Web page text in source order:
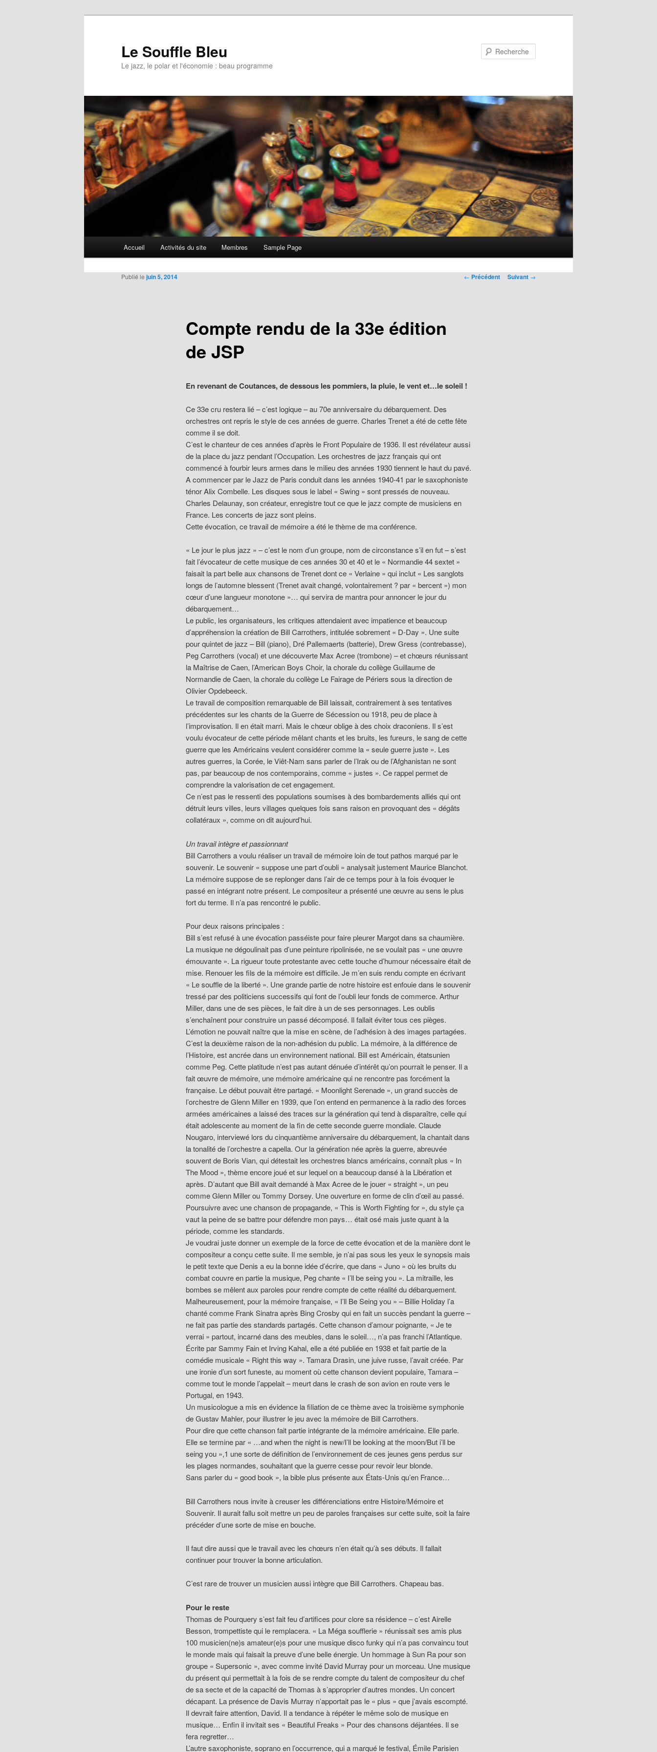
Le Souffle Bleu
Le jazz, le polar et l'économie : beau programme
Aller
au
Accueil Activités du site Membres Sample Page
Navigation
← Précédent Suivant →
Compte rendu de la 33e édition
de JSP
Publié le juin 5, 2014
En revenant de Coutances, de dessous les pommiers, la pluie, le vent et…le soleil !
Ce 33e cru restera lié – c’est logique – au 70e anniversaire du débarquement. Des
orchestres ont repris le style de ces années de guerre. Charles Trenet a été de cette fête
comme il se doit.
C’est le chanteur de ces années d’après le Front Populaire de 1936. Il est révélateur aussi
de la place du jazz pendant l’Occupation. Les orchestres de jazz français qui ont
commencé à fourbir leurs armes dans le milieu des années 1930 tiennent le haut du pavé.
A commencer par le Jazz de Paris conduit dans les années 1940-41 par le saxophoniste
ténor Alix Combelle. Les disques sous le label « Swing » sont pressés de nouveau.
Charles Delaunay, son créateur, enregistre tout ce que le jazz compte de musiciens en
France. Les concerts de jazz sont pleins.
Cette évocation, ce travail de mémoire a été le thème de ma conférence.
« Le jour le plus jazz » – c’est le nom d’un groupe, nom de circonstance s’il en fut – s’est
fait l’évocateur de cette musique de ces années 30 et 40 et le « Normandie 44 sextet »
faisait la part belle aux chansons de Trenet dont ce « Verlaine » qui inclut « Les sanglots
longs de l’automne blessent (Trenet avait changé, volontairement ? par « bercent ») mon
cœur d’une langueur monotone »… qui servira de mantra pour annoncer le jour du
débarquement…
Le public, les organisateurs, les critiques attendaient avec impatience et beaucoup
d’appréhension la création de Bill Carrothers, intitulée sobrement « D-Day ». Une suite
pour quintet de jazz – Bill (piano), Dré Pallemaerts (batterie), Drew Gress (contrebasse),
Peg Carrothers (vocal) et une découverte Max Acree (trombone) – et chœurs réunissant
la Maîtrise de Caen, l’American Boys Choir, la chorale du collège Guillaume de
Normandie de Caen, la chorale du collège Le Fairage de Périers sous la direction de
Olivier Opdebeeck.
Le travail de composition remarquable de Bill laissait, contrairement à ses tentatives
précédentes sur les chants de la Guerre de Sécession ou 1918, peu de place à
l’improvisation. Il en était marri. Mais le chœur oblige à des choix draconiens. Il s’est
voulu évocateur de cette période mêlant chants et les bruits, les fureurs, le sang de cette
guerre que les Américains veulent considérer comme la « seule guerre juste ». Les
autres guerres, la Corée, le Viêt-Nam sans parler de l’Irak ou de l’Afghanistan ne sont
pas, par beaucoup de nos contemporains, comme « justes ». Ce rappel permet de
comprendre la valorisation de cet engagement.
Ce n’est pas le ressenti des populations soumises à des bombardements alliés qui ont
détruit leurs villes, leurs villages quelques fois sans raison en provoquant des « dégâts
collatéraux », comme on dit aujourd’hui.
Un travail intègre et passionnant
Bill Carrothers a voulu réaliser un travail de mémoire loin de tout pathos marqué par le
souvenir. Le souvenir « suppose une part d’oubli » analysait justement Maurice Blanchot.
La mémoire suppose de se replonger dans l’air de ce temps pour à la fois évoquer le
passé en intégrant notre présent. Le compositeur a présenté une œuvre au sens le plus
fort du terme. Il n’a pas rencontré le public.
Pour deux raisons principales :
Bill s’est refusé à une évocation passéiste pour faire pleurer Margot dans sa chaumière.
La musique ne dégoulinait pas d’une peinture ripolinisée, ne se voulait pas « une œuvre
émouvante ». La rigueur toute protestante avec cette touche d’humour nécessaire était de
mise. Renouer les fils de la mémoire est difficile. Je m’en suis rendu compte en écrivant
« Le souffle de la liberté ». Une grande partie de notre histoire est enfouie dans le souvenir
tressé par des politiciens successifs qui font de l’oubli leur fonds de commerce. Arthur
Miller, dans une de ses pièces, le fait dire à un de ses personnages. Les oublis
s’enchaînent pour construire un passé décomposé. Il fallait éviter tous ces pièges.
L’émotion ne pouvait naître que la mise en scène, de l’adhésion à des images partagées.
C’est la deuxième raison de la non-adhésion du public. La mémoire, à la différence de
l’Histoire, est ancrée dans un environnement national. Bill est Américain, étatsunien
comme Peg. Cette platitude n’est pas autant dénuée d’intérêt qu’on pourrait le penser. Il a
fait œuvre de mémoire, une mémoire américaine qui ne rencontre pas forcément la
française. Le début pouvait être partagé. « Moonlight Serenade », un grand succès de
l’orchestre de Glenn Miller en 1939, que l’on entend en permanence à la radio des forces
armées américaines a laissé des traces sur la génération qui tend à disparaître, celle qui
était adolescente au moment de la fin de cette seconde guerre mondiale. Claude
Nougaro, interviewé lors du cinquantième anniversaire du débarquement, la chantait dans
la tonalité de l’orchestre a capella. Our la génération née après la guerre, abreuvée
souvent de Boris Vian, qui détestait les orchestres blancs américains, connaît plus « In
The Mood », thème encore joué et sur lequel on a beaucoup dansé à la Libération et
après. D’autant que Bill avait demandé à Max Acree de le jouer « straight », un peu
comme Glenn Miller ou Tommy Dorsey. Une ouverture en forme de clin d’œil au passé.
Poursuivre avec une chanson de propagande, « This is Worth Fighting for », du style ça
vaut la peine de se battre pour défendre mon pays… était osé mais juste quant à la
période, comme les standards.
Je voudrai juste donner un exemple de la force de cette évocation et de la manière dont le
compositeur a conçu cette suite. Il me semble, je n’ai pas sous les yeux le synopsis mais
le petit texte que Denis a eu la bonne idée d’écrire, que dans « Juno » où les bruits du
combat couvre en partie la musique, Peg chante « I’ll be seing you ». La mitraille, les
bombes se mêlent aux paroles pour rendre compte de cette réalité du débarquement.
Malheureusement, pour la mémoire française, « I’ll Be Seing you » – Billie Holiday l’a
chanté comme Frank Sinatra après Bing Crosby qui en fait un succès pendant la guerre –
ne fait pas partie des standards partagés. Cette chanson d’amour poignante, « Je te
verrai » partout, incarné dans des meubles, dans le soleil…, n’a pas franchi l’Atlantique.
Écrite par Sammy Fain et Irving Kahal, elle a été publiée en 1938 et fait partie de la
comédie musicale « Right this way ». Tamara Drasin, une juive russe, l’avait créée. Par
une ironie d’un sort funeste, au moment où cette chanson devient populaire, Tamara –
comme tout le monde l’appelait – meurt dans le crash de son avion en route vers le
Portugal, en 1943.
Un musicologue a mis en évidence la filiation de ce thème avec la troisième symphonie
de Gustav Mahler, pour illustrer le jeu avec la mémoire de Bill Carrothers.
Pour dire que cette chanson fait partie intégrante de la mémoire américaine. Elle parle.
Elle se termine par « …and when the night is new/I’ll be looking at the moon/But i’ll be
seing you »,1 une sorte de définition de l’environnement de ces jeunes gens perdus sur
les plages normandes, souhaitant que la guerre cesse pour revoir leur blonde.
Sans parler du « good book », la bible plus présente aux États-Unis qu’en France…
Bill Carrothers nous invite à creuser les différenciations entre Histoire/Mémoire et
Souvenir. Il aurait fallu soit mettre un peu de paroles françaises sur cette suite, soit la faire
précéder d’une sorte de mise en bouche.
Il faut dire aussi que le travail avec les chœurs n’en était qu’à ses débuts. Il fallait
continuer pour trouver la bonne articulation.
C’est rare de trouver un musicien aussi intègre que Bill Carrothers. Chapeau bas.
Pour le reste
Thomas de Pourquery s’est fait feu d’artifices pour clore sa résidence – c’est Airelle
Besson, trompettiste qui le remplacera. « La Méga soufflerie » réunissait ses amis plus
100 musicien(ne)s amateur(e)s pour une musique disco funky qui n’a pas convaincu tout
le monde mais qui faisait la preuve d’une belle énergie. Un hommage à Sun Ra pour son
groupe « Supersonic », avec comme invité David Murray pour un morceau. Une musique
du présent qui permettait à la fois de se rendre compte du talent de compositeur du chef
de sa secte et de la capacité de Thomas à s’approprier d’autres mondes. Un concert
décapant. La présence de Davis Murray n’apportait pas le « plus » que j’avais escompté.
Il devrait faire attention, David. Il a tendance à répéter le même solo de musique en
musique… Enfin il invitait ses « Beautiful Freaks » Pour des chansons déjantées. Il se
fera regretter…
L’autre saxophoniste, soprano en l’occurrence, qui a marqué le festival, Émile Parisien